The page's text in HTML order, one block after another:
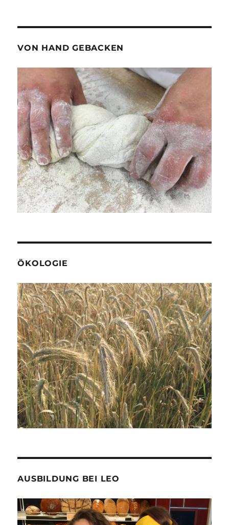
VON HAND GEBACKEN
ÖKOLOGIE
AUSBILDUNG BEI LEO